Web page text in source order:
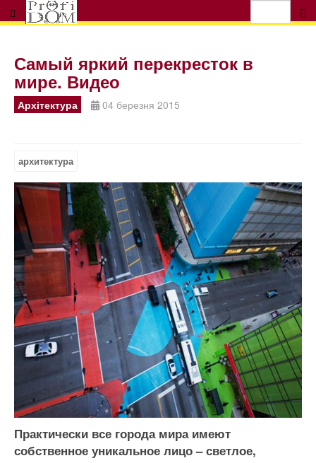
Самый яркий перекресток в
мире. Видео
Архітектура 04 березня 2015
архитектура
Практически все города мира имеют
собственное уникальное лицо – светлое,